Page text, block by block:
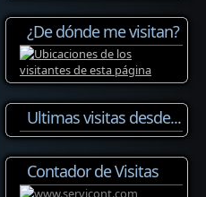
¿De dónde me visitan?
Ultimas visitas desde...
Contador de Visitas